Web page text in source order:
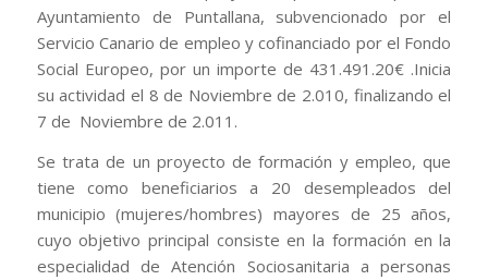
Ayuntamiento de Puntallana, subvencionado por el
Servicio Canario de empleo y cofinanciado por el Fondo
Social Europeo, por un importe de 431.491.20€ .Inicia
su actividad el 8 de Noviembre de 2.010, finalizando el
7 de Noviembre de 2.011.
Se trata de un proyecto de formación y empleo, que
tiene como beneficiarios a 20 desempleados del
municipio (mujeres/hombres) mayores de 25 años,
cuyo objetivo principal consiste en la formación en la
especialidad de Atención Sociosanitaria a personas